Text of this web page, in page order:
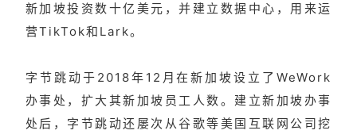
新加坡投资数十亿美元，并建立数据中心，用来运
营TikTok和Lark。
字节跳动于2018年12月在新加坡设立了WeWork
办事处，扩大其新加坡员工人数。建立新加坡办事
处后，字节跳动还屡次从谷歌等美国互联网公司挖